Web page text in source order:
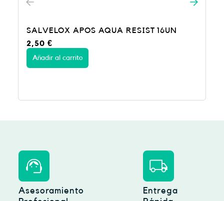
AQUA RESIST 16UN
SALVELOX AQUA
Asesoramiento
Entrega